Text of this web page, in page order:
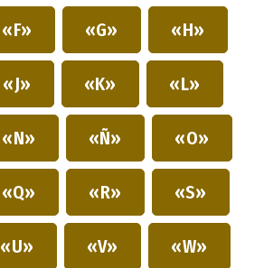
«F» «G» «H»
«J» «K» «L»
«N» «Ñ» «O»
«Q» «R» «S»
«U» «V» «W»